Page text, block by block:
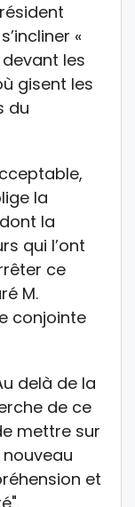
«
les
gisent les
du
la
la
qui l’ont
ce
M.
conjointe
delà de la
de ce
mettre sur
et